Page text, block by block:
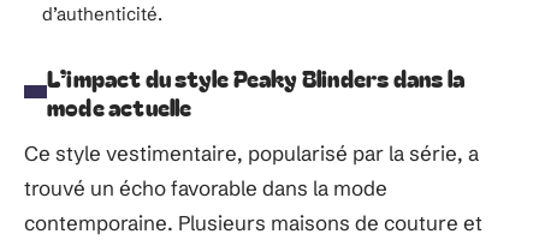
d’authenticité.
L’impact du style Peaky Blinders dans la
mode actuelle
Ce style vestimentaire, popularisé par la série, a
trouvé un écho favorable dans la mode
contemporaine. Plusieurs maisons de couture et